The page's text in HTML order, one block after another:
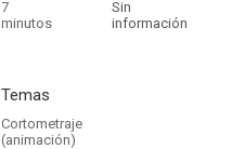
7
minutos
Sin
información
Temas
Cortometraje
(animación)